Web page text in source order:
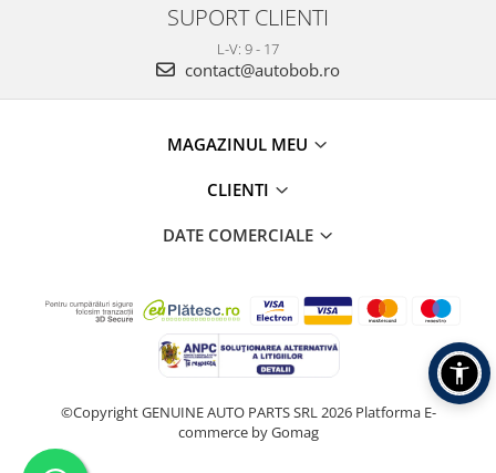
SUPORT CLIENTI
L-V: 9 - 17
contact@autobob.ro
MAGAZINUL MEU
CLIENTI
DATE COMERCIALE
©Copyright GENUINE AUTO PARTS SRL 2026 Platforma E-
commerce by Gomag